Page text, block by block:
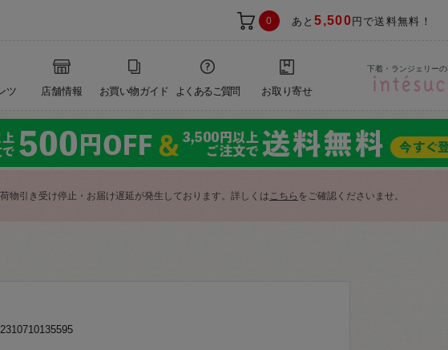
0 あと5,500 円で送料無料！
ツ 店舗情報 お買い物ガイド よくあるご質問 お取り寄せ
下着・ランジェリー
物引き受け停止・お届け遅延が発生しております。詳しくはこちら をご確認くださいませ。